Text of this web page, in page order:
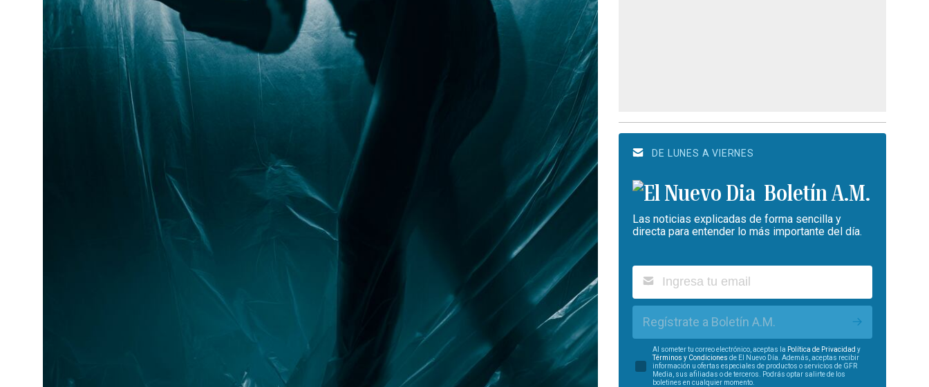
DE LUNES A VIERNES
Boletín A.M.
Las noticias explicadas de forma sencilla y
directa para entender lo más importante del día.
Regístrate a Boletín A.M.
Al someter tu correo electrónico, aceptas la Política de Privacidad y
Términos y Condiciones de El Nuevo Día. Además, aceptas recibir
información u ofertas especiales de productos o servicios de GFR
Media, sus afiliadas o de terceros. Podrás optar salirte de los
boletines en cualquier momento.